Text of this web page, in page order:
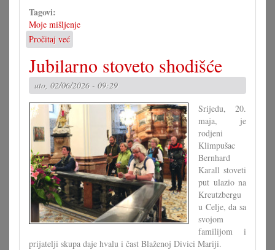
Tagovi:
Moje mišljenje
Pročitaj već
Je
li
zaista
znamo
ča
kanimo?
Jubilarno stoveto shodišće
uto, 02/06/2026 - 09:29
Srijedu, 20.
maja, je
rodjeni
Klimpušac
Bernhard
Karall stoveti
put ulazio na
Kreutzbergu
u Celje, da sa
svojom
familijom i
prijatelji skupa daje hvalu i čast Blaženoj Divici Mariji.